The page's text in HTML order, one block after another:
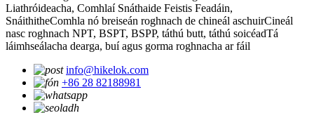
Liathróideacha, Comhlaí Snáthaide Feistis Feadáin,
SnáithitheComhla nó breiseán roghnach de chineál aschuirCineál
nasc roghnach NPT, BSPT, BSPP, táthú butt, táthú soicéadTá
láimhseálacha dearga, buí agus gorma roghnacha ar fáil
info@hikelok.com
+86 28 82188981